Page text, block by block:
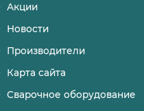
Акции
Новости
Производители
Карта сайта
Сварочное оборудование